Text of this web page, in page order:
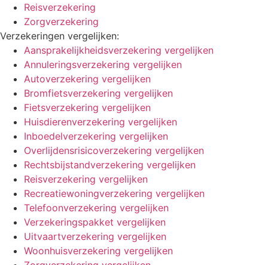
Reisverzekering
Zorgverzekering
Verzekeringen vergelijken:
Aansprakelijkheidsverzekering vergelijken
Annuleringsverzekering vergelijken
Autoverzekering vergelijken
Bromfietsverzekering vergelijken
Fietsverzekering vergelijken
Huisdierenverzekering vergelijken
Inboedelverzekering vergelijken
Overlijdensrisicoverzekering vergelijken
Rechtsbijstandverzekering vergelijken
Reisverzekering vergelijken
Recreatiewoningverzekering vergelijken
Telefoonverzekering vergelijken
Verzekeringspakket vergelijken
Uitvaartverzekering vergelijken
Woonhuisverzekering vergelijken